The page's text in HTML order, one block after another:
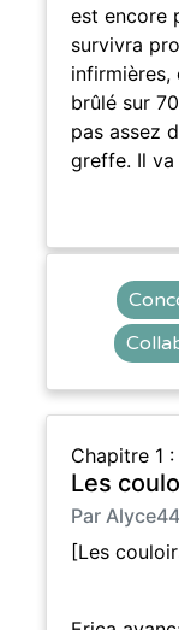
est encore
survivra
brûlé sur
pas assez
greffe. Il va
Chapitre 1 :
Les
Par Alyce44
[Les